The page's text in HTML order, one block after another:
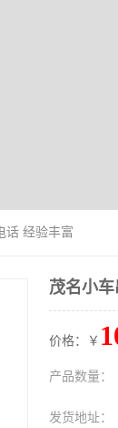
话 经验丰富
茂名小
价格：￥
产品数量：
发货地址：